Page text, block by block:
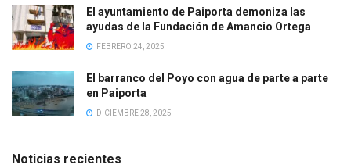
El ayuntamiento de Paiporta demoniza las
ayudas de la Fundación de Amancio Ortega
FEBRERO 24, 2025
El barranco del Poyo con agua de parte a parte
en Paiporta
DICIEMBRE 28, 2025
Noticias recientes